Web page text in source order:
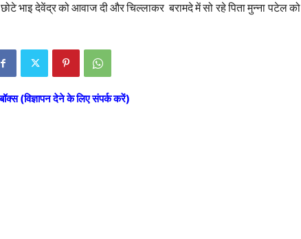
भाइ देवेंद्र को आवाज दी और चिल्लाकर बरामदे में सो रहे पिता मुन्ना पटेल को
बॉक्स (विज्ञापन देने के लिए संपर्क करें)